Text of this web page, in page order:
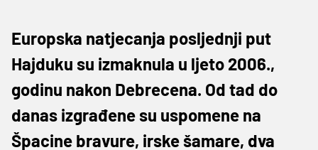
Europska natjecanja posljednji put
Hajduku su izmaknula u ljeto 2006.,
godinu nakon Debrecena. Od tad do
danas izgrađene su uspomene na
Špacine bravure, irske šamare, dva